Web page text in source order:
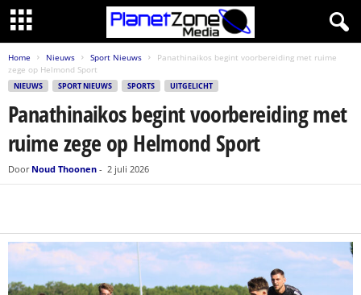
Home Nieuws Sport Nieuws
Panathinaikos begint voorbereiding met ruime
zege op Helmond Sport
NIEUWS SPORT NIEUWS SPORTS UITGELICHT
Panathinaikos begint voorbereiding met
ruime zege op Helmond Sport
Door Noud Thoonen - 2 juli 2026